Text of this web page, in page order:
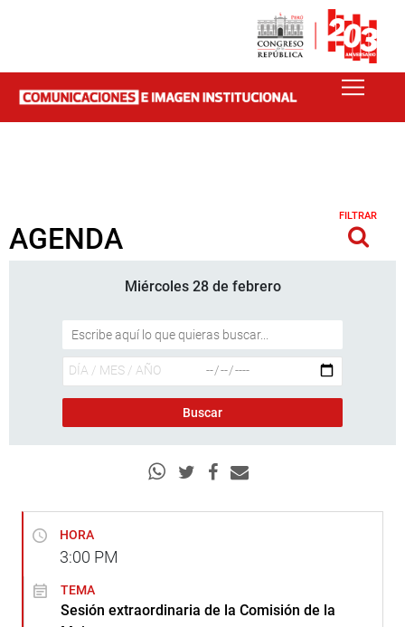
AGENDA
FILTRAR
Miércoles 28 de febrero
HORA
3:00 PM
TEMA
Sesión extraordinaria de la Comisión de la